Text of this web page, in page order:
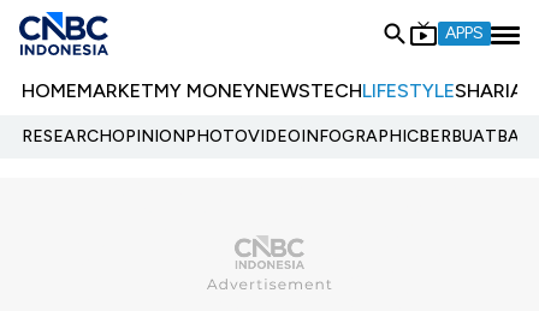
APPS
HOMEMARKETMY MONEYNEWSTECHLIFESTYLESHARIA
RESEARCHOPINIONPHOTOVIDEOINFOGRAPHIC